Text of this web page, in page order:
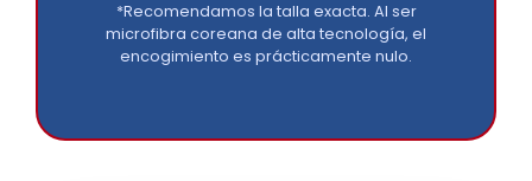
*Recomendamos la talla exacta. Al ser
microfibra coreana de alta tecnología, el
encogimiento es prácticamente nulo.